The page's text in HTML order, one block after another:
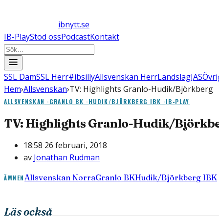
ibnytt.se
IB-PlayStöd ossPodcastKontakt
SSL DamSSL Herr#ibsillyAllsvenskan HerrLandslagJAS
Hem›Allsvenskan›TV: Highlights Granlo-Hudik/Björkberg
ALLSVENSKAN ·GRANLO BK ·HUDIK/BJÖRKBERG IBK ·IB-PLAY
TV: Highlights Granlo-Hudik/
18:58 26 februari, 2018
av Jonathan Rudman
ÄMNEN Allsvenskan NorraGranlo BKHudik/Björkberg IBK
Läs också